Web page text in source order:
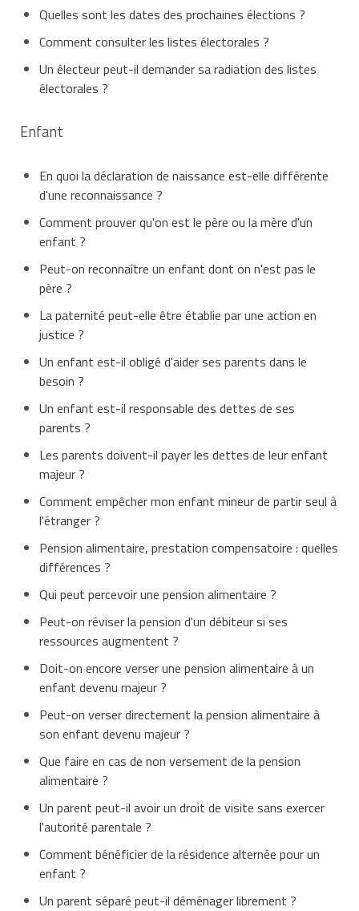
Quelles sont les dates des prochaines élections ?
Comment consulter les listes électorales ?
Un électeur peut-il demander sa radiation des listes
électorales ?
Enfant
En quoi la déclaration de naissance est-elle différente
d'une reconnaissance ?
Comment prouver qu'on est le père ou la mère d'un
enfant ?
Peut-on reconnaître un enfant dont on n'est pas le
père ?
La paternité peut-elle être établie par une action en
justice ?
Un enfant est-il obligé d'aider ses parents dans le
besoin ?
Un enfant est-il responsable des dettes de ses
parents ?
Les parents doivent-il payer les dettes de leur enfant
majeur ?
Comment empêcher mon enfant mineur de partir seul à
l'étranger ?
Pension alimentaire, prestation compensatoire : quelles
différences ?
Qui peut percevoir une pension alimentaire ?
Peut-on réviser la pension d'un débiteur si ses
ressources augmentent ?
Doit-on encore verser une pension alimentaire à un
enfant devenu majeur ?
Peut-on verser directement la pension alimentaire à
son enfant devenu majeur ?
Que faire en cas de non versement de la pension
alimentaire ?
Un parent peut-il avoir un droit de visite sans exercer
l'autorité parentale ?
Comment bénéficier de la résidence alternée pour un
enfant ?
Un parent séparé peut-il déménager librement ?